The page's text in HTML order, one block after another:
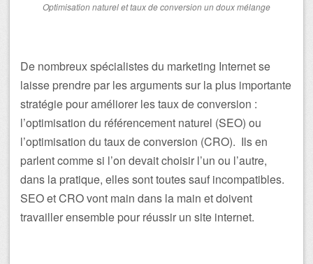
Optimisation naturel et taux de conversion un doux mélange
De nombreux spécialistes du marketing Internet se
laisse prendre par les arguments sur la plus importante
stratégie pour améliorer les taux de conversion :
l’optimisation du référencement naturel (SEO) ou
l’optimisation du taux de conversion (CRO). Ils en
parlent comme si l’on devait choisir l’un ou l’autre,
dans la pratique, elles sont toutes sauf incompatibles.
SEO et CRO vont main dans la main et doivent
travailler ensemble pour réussir un site internet.